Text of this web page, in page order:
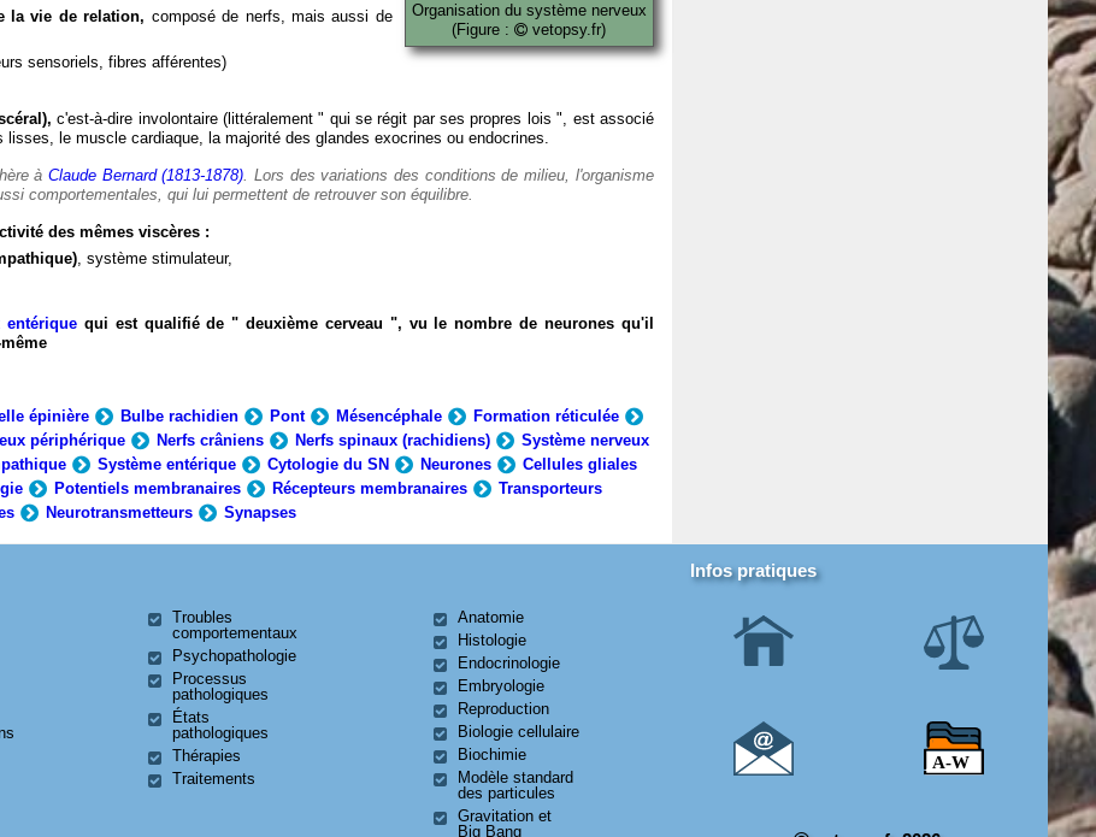
Organisation du système nerveux
(Figure :
vetopsy.fr)
la vie de relation, composé de nerfs, mais aussi de
sensoriels, fibres afférentes)
c'est-à-dire involontaire (littéralement " qui se régit par ses propres lois ", est associé
le muscle cardiaque, la majorité des glandes exocrines ou endocrines.
àClaude Bernard (1813-1878). Lors des variations des conditions de milieu, l'organisme
comportementales, qui lui permettent de retrouver son équilibre.
des mêmes viscères :
, système stimulateur,
entérique qui est qualifié de " deuxième cerveau ", vu le nombre de neurones qu'il
épinière Bulbe rachidien Pont Mésencéphale
Formation réticulée
périphérique Nerfs crâniens Nerfs spinaux (rachidiens)
Système nerveux
Système entérique Cytologie du SN Neurones
Cellules gliales
Potentiels membranaires Récepteurs membranaires
Transporteurs
Neurotransmetteurs Synapses
Troubles
comportementaux
Psychopathologie
Processus
pathologiques
États
pathologiques
Thérapies
Traitements
Anatomie
Histologie
Endocrinologie
Embryologie
Reproduction
Biologie cellulaire
Biochimie
Modèle standard
des particules
Gravitation et
Big Bang
Infos pratiques